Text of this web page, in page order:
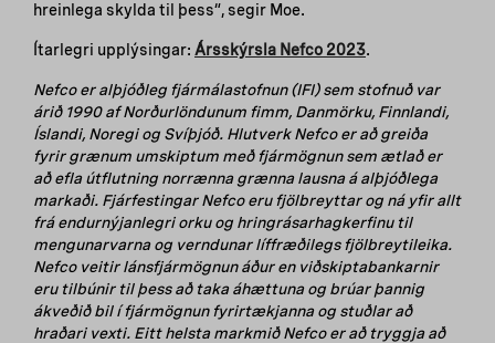
hreinlega skylda til þess“, segir Moe.
Ítarlegri upplýsingar: Ársskýrsla Nefco 2023.
Nefco er alþjóðleg fjármálastofnun (IFI) sem stofnuð var
árið 1990 af Norðurlöndunum fimm, Danmörku, Finnlandi,
Íslandi, Noregi og Svíþjóð. Hlutverk Nefco er að greiða
fyrir grænum umskiptum með fjármögnun sem ætlað er
að efla útflutning norrænna grænna lausna á alþjóðlega
markaði. Fjárfestingar Nefco eru fjölbreyttar og ná yfir allt
frá endurnýjanlegri orku og hringrásarhagkerfinu til
mengunarvarna og verndunar líffræðilegs fjölbreytileika.
Nefco veitir lánsfjármögnun áður en viðskiptabankarnir
eru tilbúnir til þess að taka áhættuna og brúar þannig
ákveðið bil í fjármögnun fyrirtækjanna og stuðlar að
hraðari vexti. Eitt helsta markmið Nefco er að tryggja að